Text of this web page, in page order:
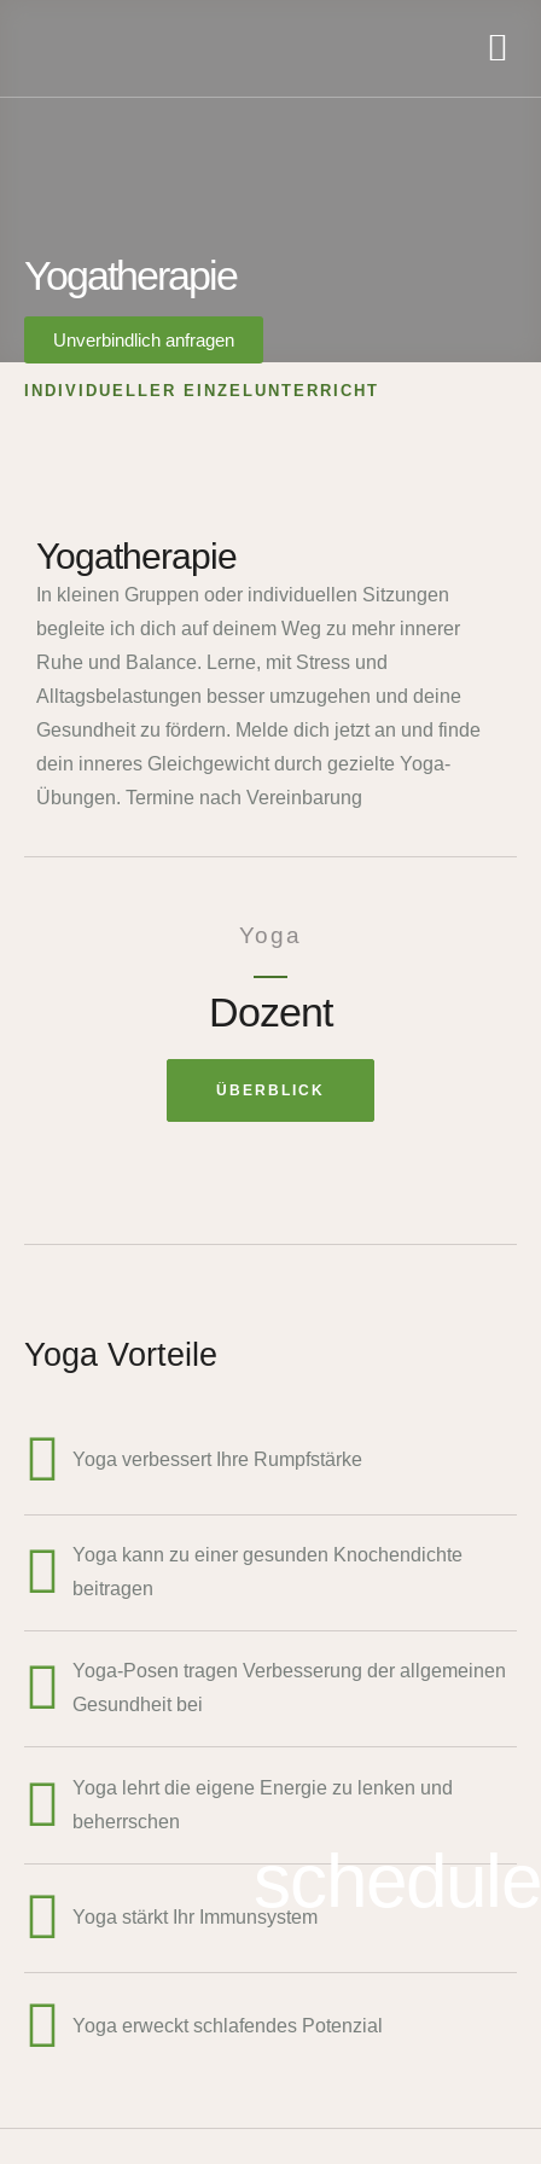
Yogatherapie
Unverbindlich anfragen
INDIVIDUELLER EINZELUNTERRICHT
Yogatherapie
In kleinen Gruppen oder individuellen Sitzungen
begleite ich dich auf deinem Weg zu mehr innerer
Ruhe und Balance. Lerne, mit Stress und
Alltagsbelastungen besser umzugehen und deine
Gesundheit zu fördern. Melde dich jetzt an und finde
dein inneres Gleichgewicht durch gezielte Yoga-
Übungen. Termine nach Vereinbarung
Yoga
Dozent
ÜBERBLICK
Yoga Vorteile
Yoga verbessert Ihre Rumpfstärke
Yoga kann zu einer gesunden Knochendichte
beitragen
Yoga-Posen tragen Verbesserung der allgemeinen
Gesundheit bei
Yoga lehrt die eigene Energie zu lenken und
beherrschen
Yoga stärkt Ihr Immunsystem
Yoga erweckt schlafendes Potenzial
schedule